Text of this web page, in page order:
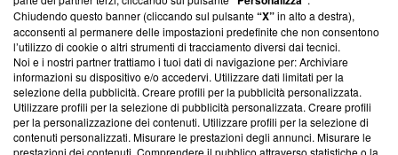
Su di noi
Team editoriale
Corporate
Redazione
Informativa Privacy
Chiudendo questo banner (cliccando sul pulsante“X”in alto a destra),
acconsenti al permanere delle impostazioni predefinite che non consentono
l’utilizzo di cookie o altri strumenti di tracciamento diversi dai tecnici.
Noi e i nostri partner trattiamo i tuoi dati di navigazione per: Archiviare
informazioni su dispositivo e/o accedervi. Utilizzare dati limitati per la
selezione della pubblicità. Creare profili per la pubblicità personalizzata.
Utilizzare profili per la selezione di pubblicità personalizzata. Creare profili
per la personalizzazione dei contenuti. Utilizzare profili per la selezione di
contenuti personalizzati. Misurare le prestazioni degli annunci. Misurare le
prestazioni dei contenuti. Comprendere il pubblico attraverso statistiche o la